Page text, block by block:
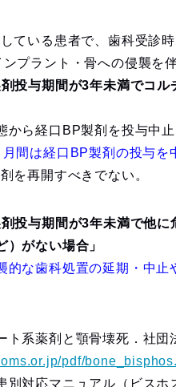
ている患者で、歯科受診
プラント・骨への侵襲を
剤投与期間が3年未満でコ
から経口BP製剤を投与中
間は経口BP製剤の投与を
を再開すべきでない。
剤投与期間が3年未満で他
）がない場合」
的な歯科処置の延期・中
ト系薬剤と顎骨壊死．社団
pdf/
別対応マニュアル（ビスホ